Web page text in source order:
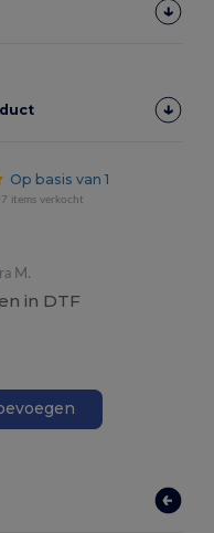
Op basis van 1
items verkocht
M.
in DTF